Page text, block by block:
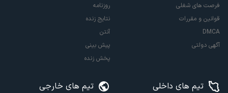
فرصت های شغلی
قوانین و مقررات
DMCA
آگهی دولتی
روزنامه
نتایج زنده
آنتن
پیش بینی
پخش زنده
تیم های داخلی تیم های خارجی